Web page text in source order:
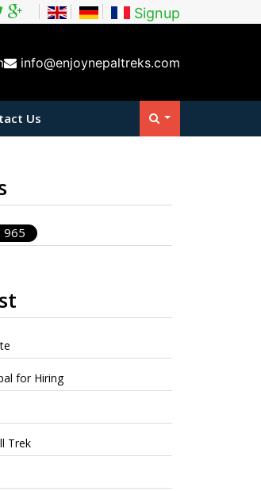
Signup
info@enjoynepaltreks.com
Us
965
for Hiring
Trek